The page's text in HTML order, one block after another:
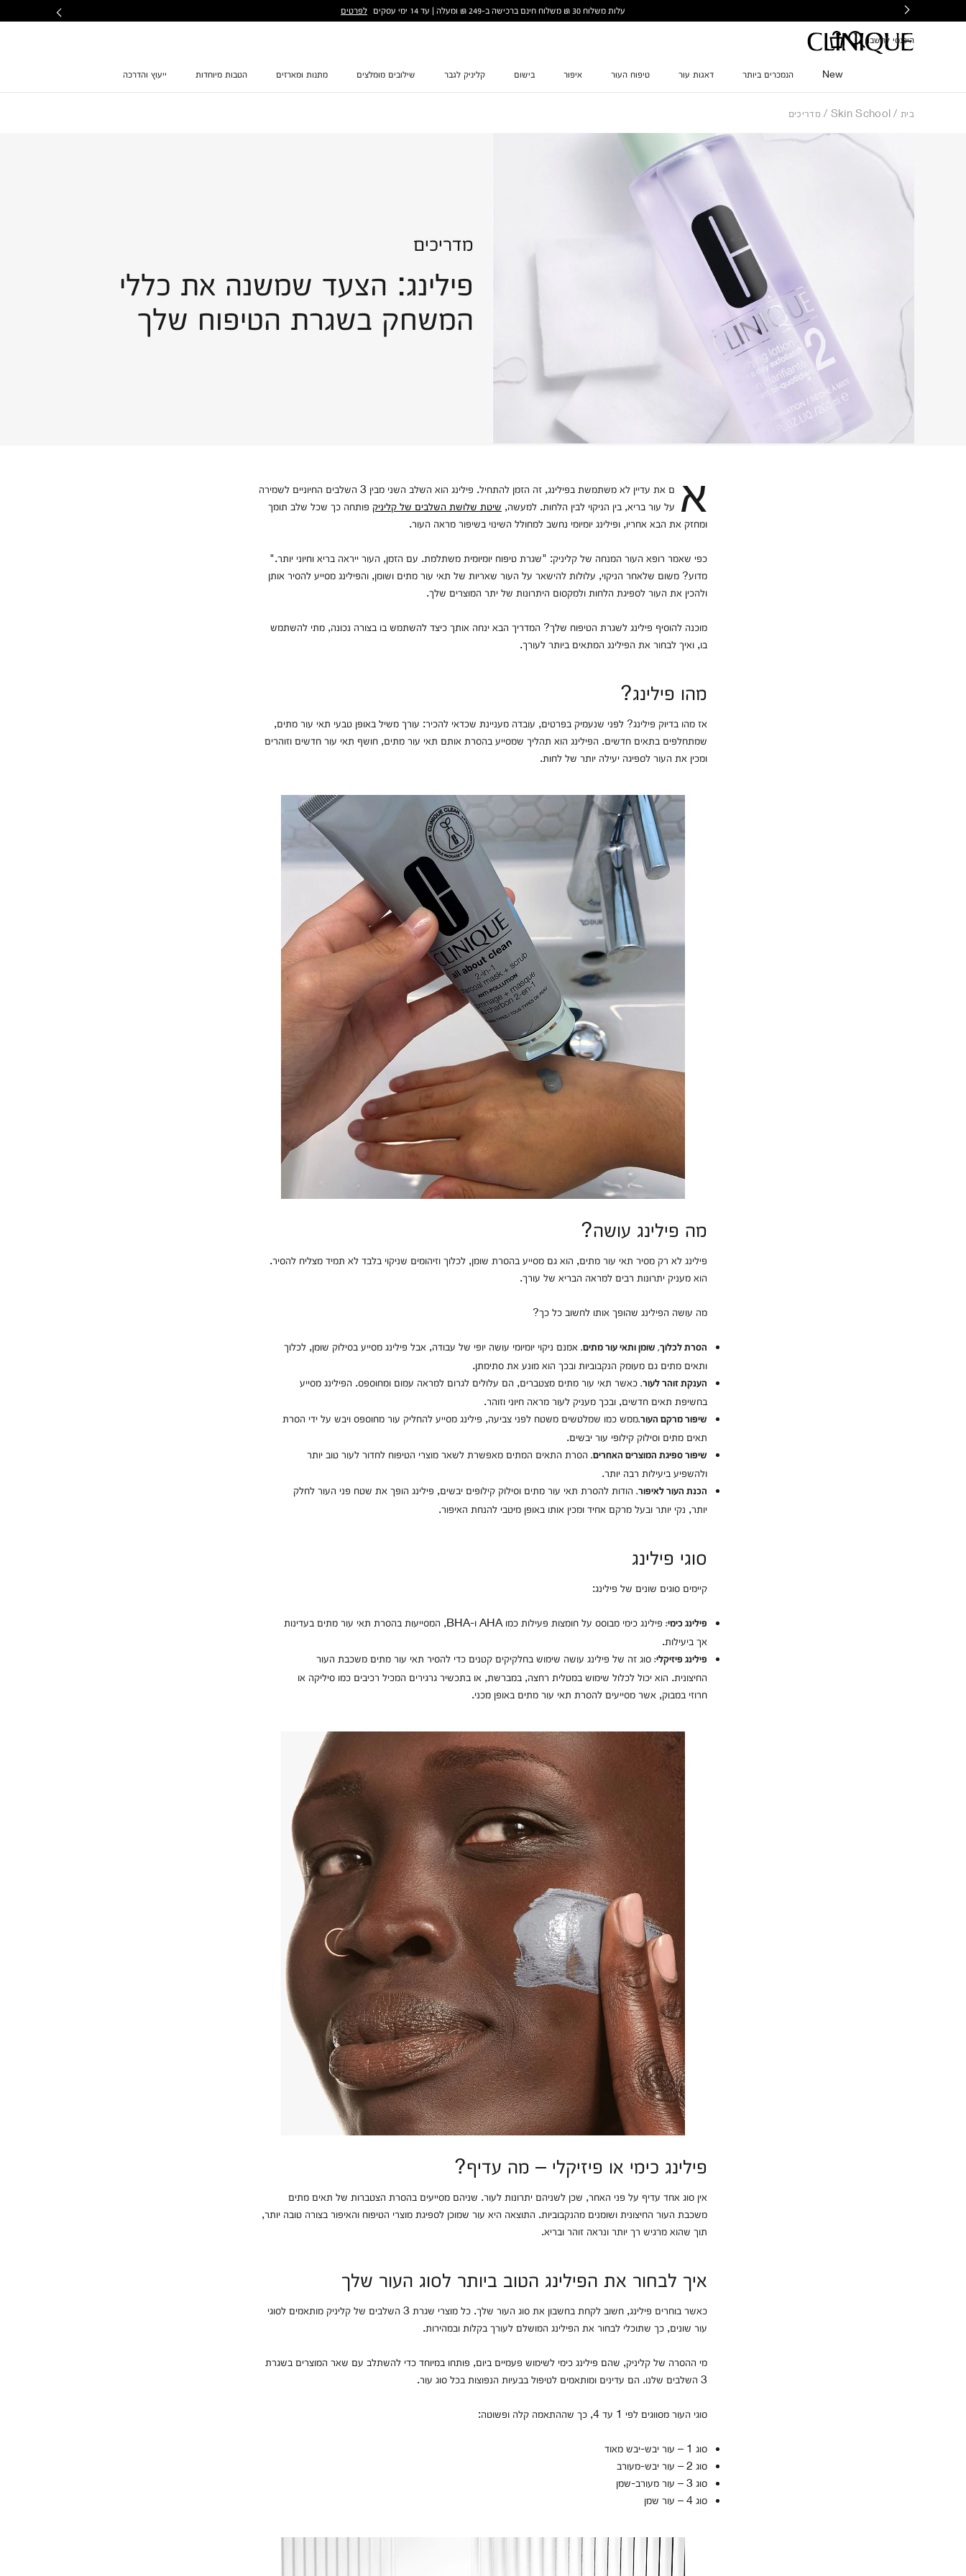
עלות משלוח 30 ₪ משלוח חינם ברכישה ב-249 ₪ ומעלה | עד 14 ימי עסקים לפרטים
היכנסי לחשבון
New הנמכרים ביותר דאגות עור טיפוח העור איפור בישום קליניק לגבר שילובים מומלצים מתנות ומארזים הטבות מיוחדות ייעוץ והדרכה
בית Skin School מדריכים
מדריכים
פילינג: הצעד שמשנה את כללי
המשחק בשגרת הטיפוח שלך
אם את עדיין לא משתמשת בפילינג, זה הזמן להתחיל. פילינג הוא השלב השני מבין 3 השלבים החיוניים לשמירה על עור בריא, בין הניקוי לבין הלחות. למעשה, שיטת שלושת השלבים של קליניק פותחה כך שכל שלב תומך
ומחזק את הבא אחריו, ופילינג יומיומי נחשב למחולל השינוי בשיפור מראה העור.
כפי שאמר רופא העור המנחה של קליניק: "שגרת טיפוח יומיומית משתלמת. עם הזמן, העור ייראה בריא וחיוני יותר."
מדוע? משום שלאחר הניקוי, עלולות להישאר על העור שאריות של תאי עור מתים ושומן, והפילינג מסייע להסיר אותן
ולהכין את העור לספיגת הלחות ולמקסום היתרונות של יתר המוצרים שלך.
מוכנה להוסיף פילינג לשגרת הטיפוח שלך? המדריך הבא ינחה אותך כיצד להשתמש בו בצורה נכונה, מתי להשתמש
בו, ואיך לבחור את הפילינג המתאים ביותר לעורך.
מהו פילינג?
אז מהו בדיוק פילינג? לפני שנעמיק בפרטים, עובדה מעניינת שכדאי להכיר: עורך משיל באופן טבעי תאי עור מתים,
שמתחלפים בתאים חדשים. הפילינג הוא תהליך שמסייע בהסרת אותם תאי עור מתים, חושף תאי עור חדשים וזוהרים
ומכין את העור לספיגה יעילה יותר של לחות.
מה פילינג עושה?
פילינג לא רק מסיר תאי עור מתים, הוא גם מסייע בהסרת שומן, לכלוך וזיהומים שניקוי בלבד לא תמיד מצליח להסיר.
הוא מעניק יתרונות רבים למראה הבריא של עורך.
מה עושה הפילינג שהופך אותו לחשוב כל כך?
הסרת לכלוך, שומן ותאי עור מתים. אמנם ניקוי יומיומי עושה יופי של עבודה, אבל פילינג מסייע בסילוק שומן, לכלוך
ותאים מתים גם מעומק הנקבוביות ובכך הוא מונע את סתימתן.
הענקת זוהר לעור. כאשר תאי עור מתים מצטברים, הם עלולים לגרום למראה עמום ומחוספס. הפילינג מסייע
בחשיפת תאים חדשים, ובכך מעניק לעור מראה חיוני וזוהר.
שיפור מרקם העור.ממש כמו שמלטשים משטח לפני צביעה, פילינג מסייע להחליק עור מחוספס ויבש על ידי הסרת
תאים מתים וסילוק קילופי עור יבשים.
שיפור ספיגת המוצרים האחרים. הסרת התאים המתים מאפשרת לשאר מוצרי הטיפוח לחדור לעור טוב יותר
ולהשפיע ביעילות רבה יותר.
הכנת העור לאיפור. הודות להסרת תאי עור מתים וסילוק קילופים יבשים, פילינג הופך את שטח פני העור לחלק
יותר, נקי יותר ובעל מרקם אחיד ומכין אותו באופן מיטבי להנחת האיפור.
סוגי פילינג
קיימים סוגים שונים של פילינג:
פילינג כימי:
פילינג כימי מבוסס על חומצות פעילות כמו AHA ו-BHA, המסייעות בהסרת תאי עור מתים בעדינות
אך ביעילות.
פילינג פיזיקלי: סוג זה של פילינג עושה שימוש בחלקיקים קטנים כדי להסיר תאי עור מתים משכבת העור
החיצונית. הוא יכול לכלול שימוש במטלית רחצה, במברשת, או בתכשיר גרגירים המכיל רכיבים כמו סיליקה או
חרוזי במבוק, אשר מסייעים להסרת תאי עור מתים באופן מכני.
פילינג כימי או פיזיקלי – מה עדיף?
אין סוג אחד עדיף על פני האחר, שכן לשניהם יתרונות לעור. שניהם מסייעים בהסרת הצטברות של תאים מתים
משכבת העור החיצונית ושומנים מהנקבוביות. התוצאה היא עור שמוכן לספיגת מוצרי הטיפוח והאיפור בצורה טובה יותר,
תוך שהוא מרגיש רך יותר ונראה זוהר ובריא.
איך לבחור את הפילינג הטוב ביותר לסוג העור שלך
כאשר בוחרים פילינג, חשוב לקחת בחשבון את סוג העור שלך. כל מוצרי שגרת 3 השלבים של קליניק מותאמים לסוגי
עור שונים, כך שתוכלי לבחור את הפילינג המושלם לעורך בקלות ובמהירות.
מי ההסרה של קליניק, שהם פילינג כימי לשימוש פעמיים ביום, פותחו במיוחד כדי להשתלב עם שאר המוצרים בשגרת
3 השלבים שלנו. הם עדינים ומותאמים לטיפול בבעיות הנפוצות בכל סוג עור.
סוגי העור מסווגים לפי 1 עד 4, כך שההתאמה קלה ופשוטה:
סוג 1 – עור יבש-יבש מאוד
סוג 2 – עור יבש-מעורב
סוג 3 – עור מעורב-שמן
סוג 4 – עור שמן